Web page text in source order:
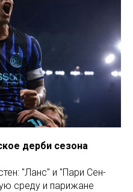
дерби сезона
"Ланс" и "Пари Сен-
среду и парижане